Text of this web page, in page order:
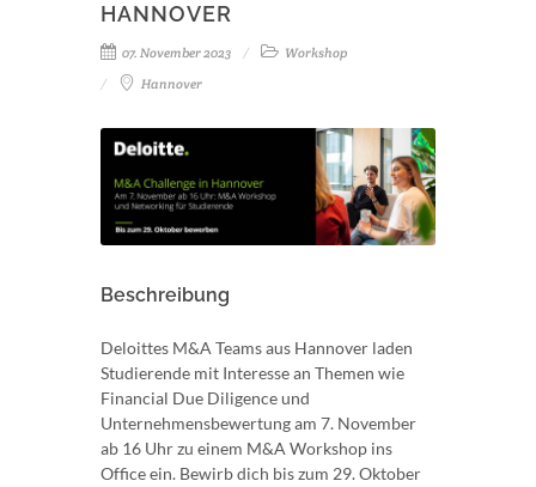
HANNOVER
07. November 2023
Workshop
Hannover
Beschreibung
Deloittes M&A Teams aus Hannover laden
Studierende mit Interesse an Themen wie
Financial Due Diligence und
Unternehmensbewertung am 7. November
ab 16 Uhr zu einem M&A Workshop ins
Office ein. Bewirb dich bis zum 29. Oktober